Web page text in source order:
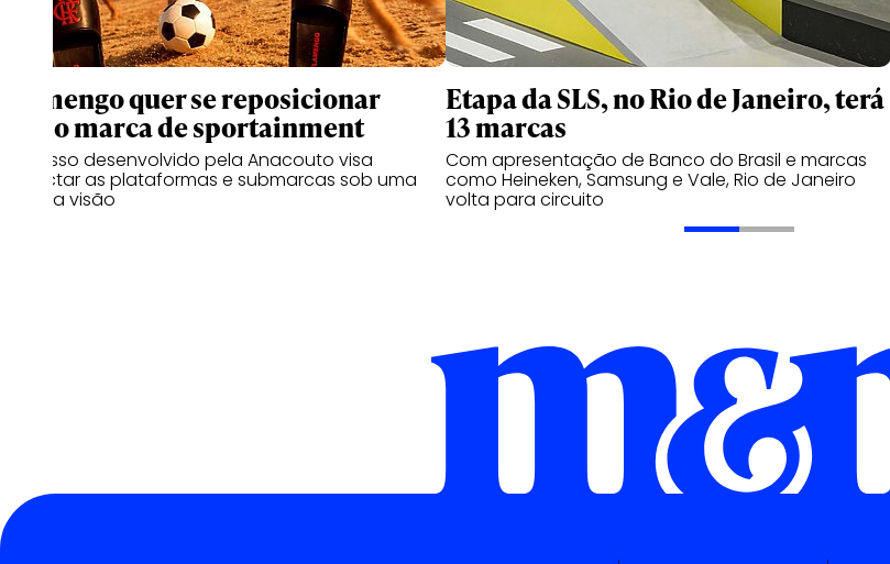
Flamengo quer se reposicionar
como marca de sportainment
Processo desenvolvido pela Anacouto visa
conectar as plataformas e submarcas sob uma
mesma visão
Etapa da SLS, no Rio de Janeiro, terá
13 marcas
Com apresentação de Banco do Brasil e marcas
como Heineken, Samsung e Vale, Rio de Janeiro
volta para circuito